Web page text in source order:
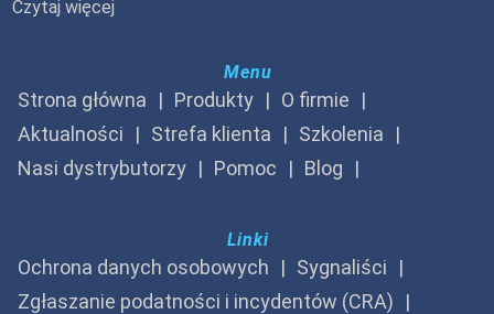
Czytaj więcej
Menu
Strona główna Produkty
O firmie
Aktualności
Strefa klienta
Szkolenia
Nasi dystrybutorzy
Pomoc Blog
Linki
Ochrona danych osobowych
Sygnaliści
Zgłaszanie podatności i incydentów (CRA)